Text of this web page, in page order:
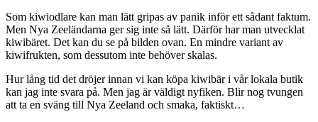
Som kiwiodlare kan man lätt gripas av panik inför ett sådant faktum.
Men Nya Zeeländarna ger sig inte så lätt. Därför har man utvecklat
kiwibäret. Det kan du se på bilden ovan. En mindre variant av
kiwifrukten, som dessutom inte behöver skalas.
Hur lång tid det dröjer innan vi kan köpa kiwibär i vår lokala butik
kan jag inte svara på. Men jag är väldigt nyfiken. Blir nog tvungen
att ta en sväng till Nya Zeeland och smaka, faktiskt…